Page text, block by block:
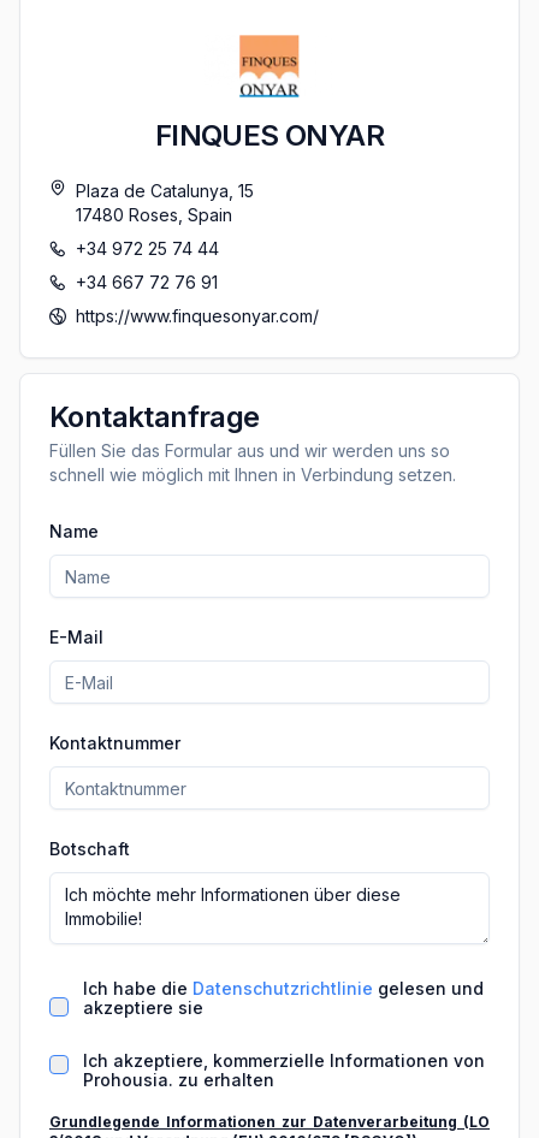
FINQUES ONYAR
Plaza de Catalunya, 15
17480 Roses Spain
+34 972 25 74 44
+34 667 72 76 91
https://www.finquesonyar.com/
Kontaktanfrage
Füllen Sie das Formular aus und wir werden uns so
schnell wie möglich mit Ihnen in Verbindung setzen.
Name
E-Mail
Kontaktnummer
Botschaft
Ich habe die Datenschutzrichtlinie gelesen und
akzeptiere sie
Ich akzeptiere, kommerzielle Informationen von
Prohousia. zu erhalten
Grundlegende Informationen zur Datenverarbeitung (LO